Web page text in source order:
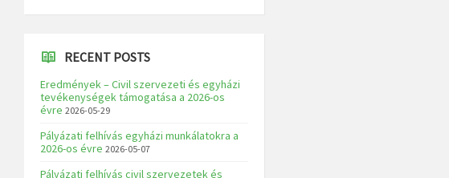
RECENT POSTS
Eredmények – Civil szervezeti és egyházi
tevékenységek támogatása a 2026-os
évre 2026-05-29
Pályázati felhívás egyházi munkálatokra a
2026-os évre 2026-05-07
Pályázati felhívás civil szervezetek és